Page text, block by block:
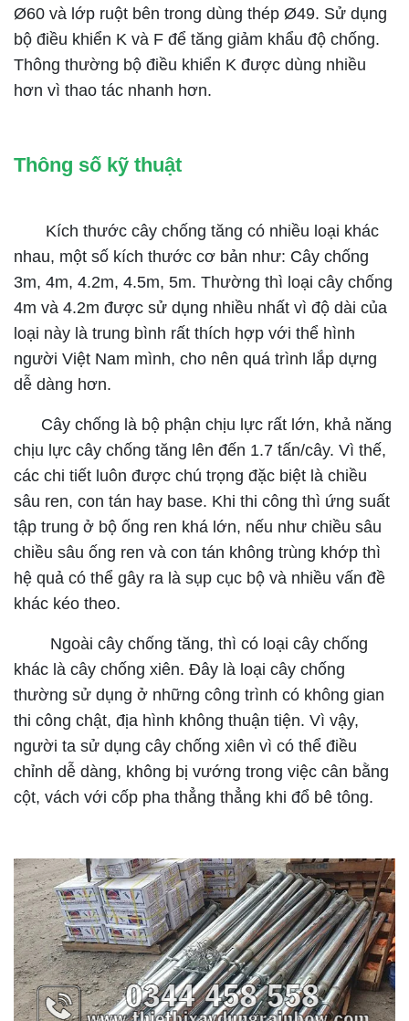
Ø60 và lớp ruột bên trong dùng thép Ø49. Sử dụng
bộ điều khiển K và F để tăng giảm khẩu độ chống.
Thông thường bộ điều khiển K được dùng nhiều
hơn vì thao tác nhanh hơn.
Thông số kỹ thuật
Kích thước cây chống tăng có nhiều loại khác
nhau, một số kích thước cơ bản như: Cây chống
3m, 4m, 4.2m, 4.5m, 5m. Thường thì loại cây chống
4m và 4.2m được sử dụng nhiều nhất vì độ dài của
loại này là trung bình rất thích hợp với thể hình
người Việt Nam mình, cho nên quá trình lắp dựng
dễ dàng hơn.
Cây chống là bộ phận chịu lực rất lớn, khả năng
chịu lực cây chống tăng lên đến 1.7 tấn/cây. Vì thế,
các chi tiết luôn được chú trọng đặc biệt là chiều
sâu ren, con tán hay base. Khi thi công thì ứng suất
tập trung ở bộ ống ren khá lớn, nếu như chiều sâu
chiều sâu ống ren và con tán không trùng khớp thì
hệ quả có thể gây ra là sụp cục bộ và nhiều vấn đề
khác kéo theo.
Ngoài cây chống tăng, thì có loại cây chống
khác là cây chống xiên. Đây là loại cây chống
thường sử dụng ở những công trình có không gian
thi công chật, địa hình không thuận tiện. Vì vậy,
người ta sử dụng cây chống xiên vì có thể điều
chỉnh dễ dàng, không bị vướng trong việc cân bằng
cột, vách với cốp pha thẳng thẳng khi đổ bê tông.